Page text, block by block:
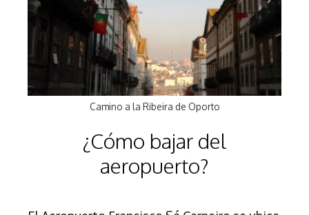
Camino a la Ribeira de Oporto
¿Cómo bajar del
aeropuerto?